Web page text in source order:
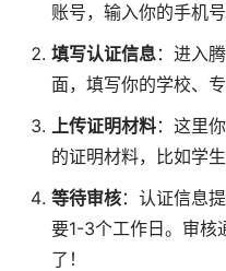
账号，输入你的手机
填写认证信息：进入
面，填写你的学校、
上传证明材料：这里
的证明材料，比如学
等待审核：认证信息
要1-3个工作日。审核
了！